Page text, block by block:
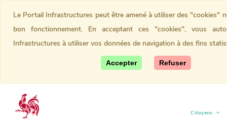
Citoyens
(current)
Le Portail Infrastructures peut être amené à utiliser des "cookies"
bon fonctionnement. En acceptant ces "cookies", vous
Infrastructures à utiliser vos données de navigation à des fins
Accepter Refuser